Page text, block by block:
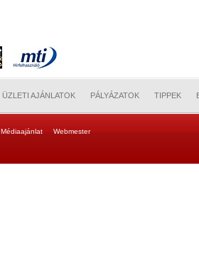
ÜZLETI AJÁNLATOK PÁLYÁZATOK TIPPEK
Médiaajánlat Webmester